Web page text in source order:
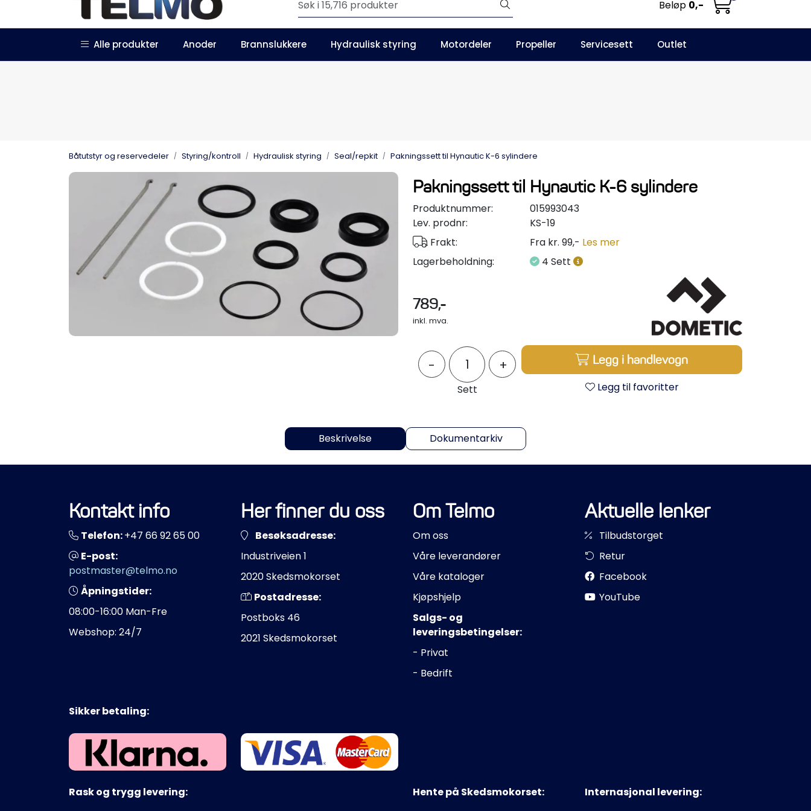
Outlet
Trustpilot | Forhandlersøknad | Våre kataloger NO Infosenter Favoritter
Beløp 0,-
Alle produkter Anoder Brannslukkere Hydraulisk styring Motordeler Propeller Servicesett Outlet
Båtutstyr og reservedeler Styring/kontroll Hydraulisk styring Seal/repkit Pakningssett til Hynautic K-6 sylindere
Pakningssett til Hynautic K-6 sylindere
Produktnummer:
015993043
Lev. prodnr:
KS-19
Frakt:
Fra kr. 99,- Les mer
Lagerbeholdning:
4 Sett
789,-
inkl. mva.
- +
Sett
Legg i handlevogn
Legg til favoritter
Beskrivelse Dokumentarkiv
Kontakt info
Telefon:+47 66 92 65 00
E-post:
postmaster@telmo.no
Åpningstider:
08:00-16:00 Man-Fre
Webshop: 24/7
Her finner du oss
Besøksadresse:
Industriveien 1
2020 Skedsmokorset
Postadresse:
Postboks 46
2021 Skedsmokorset
Om Telmo
Om oss
Våre leverandører
Våre kataloger
Kjøpshjelp
Salgs- og
leveringsbetingelser:
- Privat
- Bedrift
Aktuelle lenker
Tilbudstorget
Retur
Facebook
YouTube
Sikker betaling:
Rask og trygg levering: Hente på Skedsmokorset: Internasjonal levering: